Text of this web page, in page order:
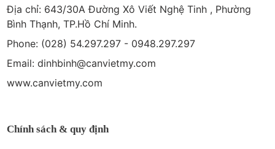
Địa chỉ: 643/30A Đường Xô Viết Nghệ Tinh , Phường
Bình Thạnh, TP.Hồ Chí Minh.
Phone: (028) 54.297.297 - 0948.297.297
Email: dinhbinh@canvietmy.com
www.canvietmy.com
Chính sách & quy định